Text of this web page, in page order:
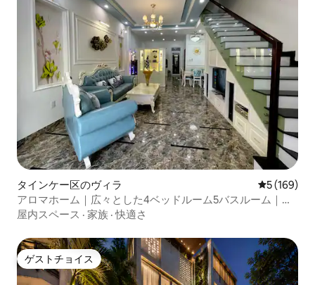
タインケー区のヴィラ レビュー
5 (169)
アロマホーム｜広々とした4ベッドルーム5バスルーム｜プ
ール｜ダウンタウン
屋内スペース · 家族 ·快適さ
ゲストチョイス
ゲストチョイス